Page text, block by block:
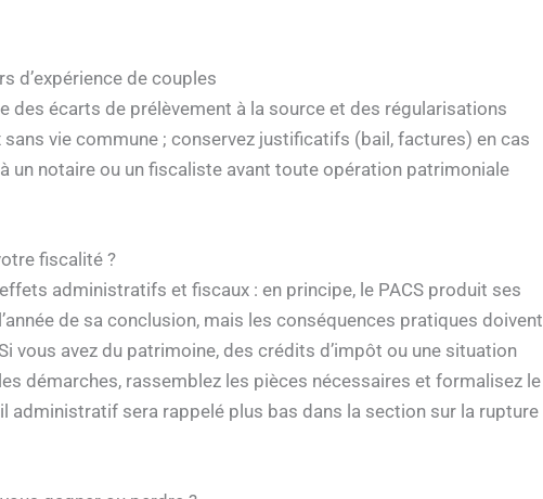
d’expérience de couples
des écarts de prélèvement à la source et des régularisations
vie commune ; conservez justificatifs (bail, factures) en cas
un notaire ou un fiscaliste avant toute opération patrimoniale
fiscalité ?
administratifs et fiscaux : en principe, le PACS produit ses
de sa conclusion, mais les conséquences pratiques doivent
vous avez du patrimoine, des crédits d’impôt ou une situation
démarches, rassemblez les pièces nécessaires et formalisez le
administratif sera rappelé plus bas dans la section sur la rupture